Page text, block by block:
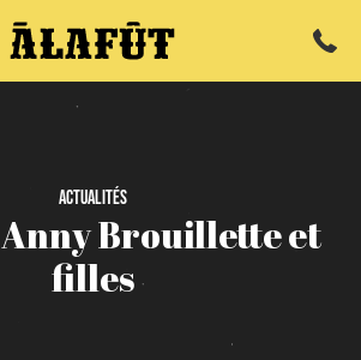
Actualités
AnnyBrouilletteet
filles